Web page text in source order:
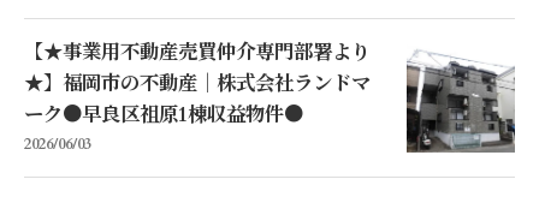
【★事業用不動産売買仲介専門部署より
★】福岡市の不動産｜株式会社ランドマ
ーク●早良区祖原1棟収益物件●
2026/06/03